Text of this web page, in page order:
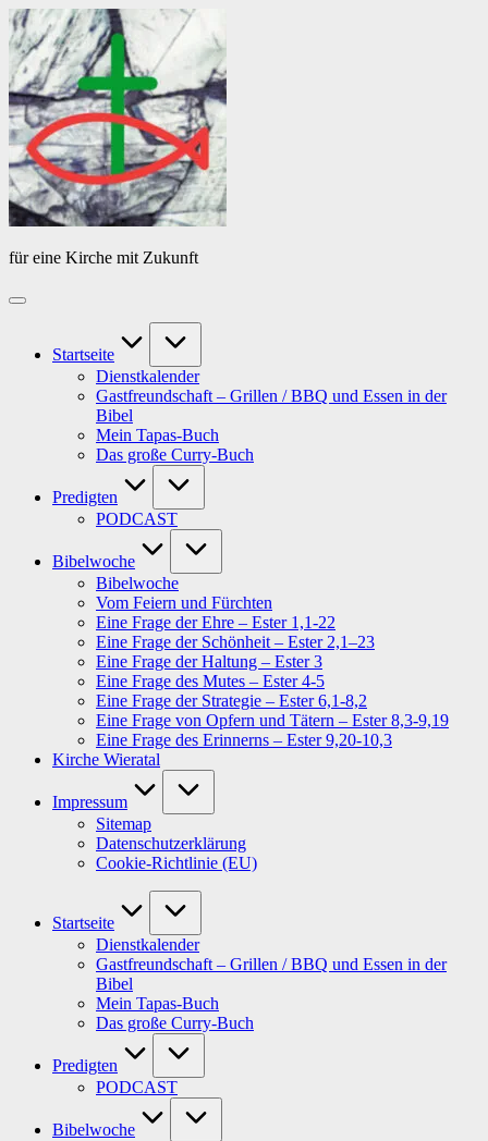
Skip
to
content
von
PfarrerB
für eine Kirche mit Zukunft
Startseite
Dienstkalender
Gastfreundschaft – Grillen / BBQ und Essen in der
Bibel
Mein Tapas-Buch
Das große Curry-Buch
Predigten
PODCAST
Bibelwoche
Bibelwoche
Vom Feiern und Fürchten
Eine Frage der Ehre – Ester 1,1-22
Eine Frage der Schönheit – Ester 2,1–23
Eine Frage der Haltung – Ester 3
Eine Frage des Mutes – Ester 4-5
Eine Frage der Strategie – Ester 6,1-8,2
Eine Frage von Opfern und Tätern – Ester 8,3-9,19
Eine Frage des Erinnerns – Ester 9,20-10,3
Kirche Wieratal
Impressum
Sitemap
Datenschutzerklärung
Cookie-Richtlinie (EU)
Startseite
Dienstkalender
Gastfreundschaft – Grillen / BBQ und Essen in der
Bibel
Mein Tapas-Buch
Das große Curry-Buch
Predigten
PODCAST
Bibelwoche